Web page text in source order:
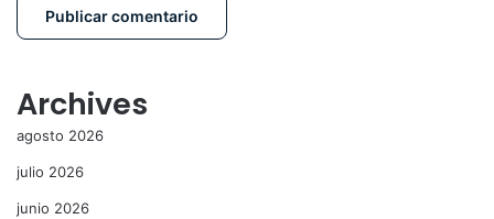
Archives
agosto 2026
julio 2026
junio 2026